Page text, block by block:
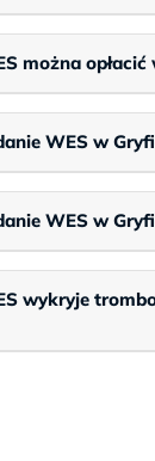
można
WES w
WES w
wykryje